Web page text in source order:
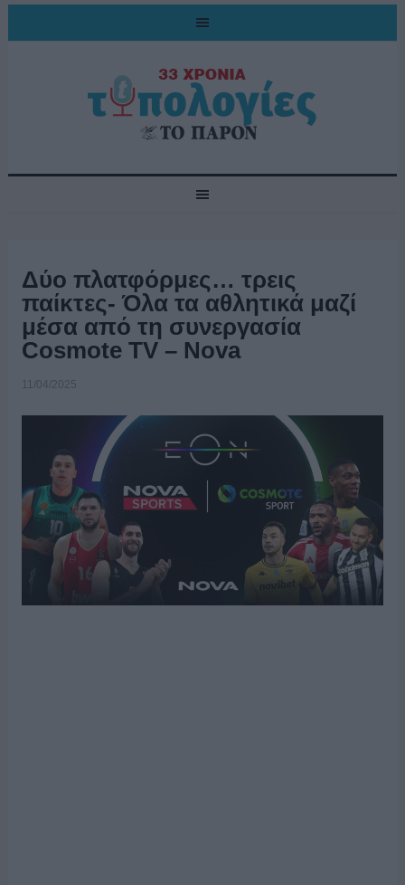
Δύο πλατφόρμες… τρεις
παίκτες- Όλα τα αθλητικά μαζί
μέσα από τη συνεργασία
Cosmote TV – Νova
11/04/2025